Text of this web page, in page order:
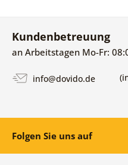
Kundenbetreuung
an Arbeitstagen Mo-Fr:
info@dovido.de
Folgen Sie uns auf